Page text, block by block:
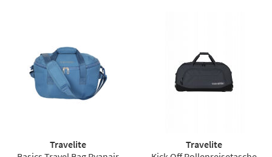
Travelite
Travelite